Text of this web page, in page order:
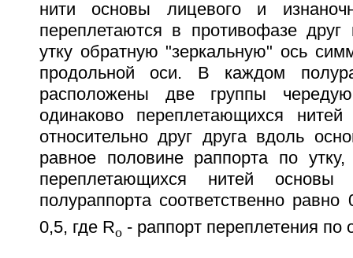
нити основы лицевого и
переплетаются в противофазе друг
утку обратную "зеркальную" ось
продольной оси. В каждом
расположены две группы
одинаково переплетающихся
относительно друг друга вдоль
равное половине раппорта по
переплетающихся нитей
полураппорта соответственно равно
0,5, где Ro - раппорт переплетения по